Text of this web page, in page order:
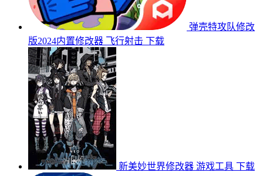
弹壳特攻队修改
版2024内置修改器 飞行射击 下载
新美妙世界修改器 游戏工具 下载